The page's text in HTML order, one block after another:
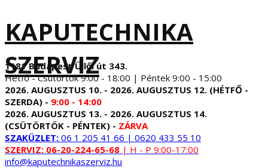
KAPUTECHNIKA
SZERVIZ
1181 Budapest Üllői út 343.
Hétfő - Csütörtök 9:00 - 18:00 | Péntek 9:00 - 15:00
2026. AUGUSZTUS 10. - 2026. AUGUSZTUS 12. (HÉTFŐ -
SZERDA) - 9:00 - 14:00
2026. AUGUSZTUS 13. - 2026. AUGUSZTUS 14.
(CSÜTÖRTÖK - PÉNTEK) - ZÁRVA
SZAKÜZLET: 06 1 205 41 66 | 0620 433 55 10
SZERVIZ: 06-20-224-65-68 | H - P 9:00-17:00
info@kaputechnikaszerviz.hu